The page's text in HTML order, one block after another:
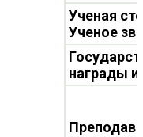
Ученая
Ученое
награды и